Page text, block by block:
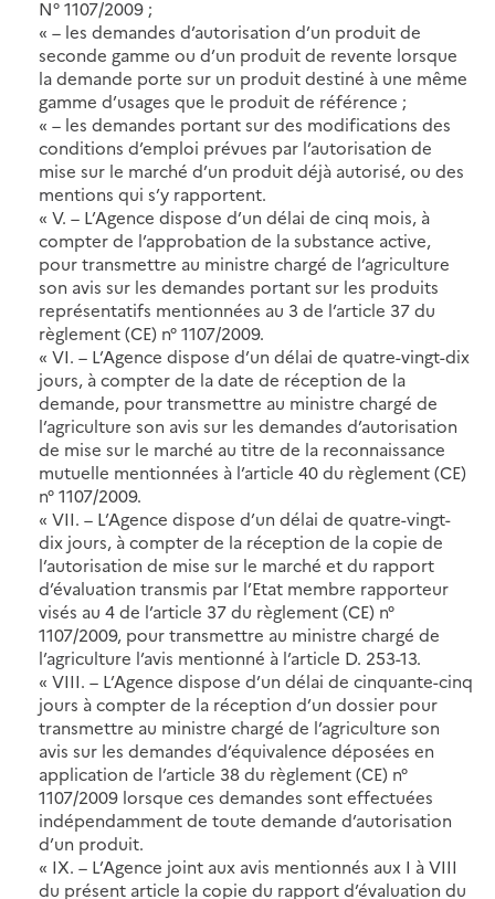
N° 1107/2009 ;
« – les demandes d’autorisation d’un produit de
seconde gamme ou d’un produit de revente lorsque
la demande porte sur un produit destiné à une même
gamme d’usages que le produit de référence ;
« – les demandes portant sur des modifications des
conditions d’emploi prévues par l’autorisation de
mise sur le marché d’un produit déjà autorisé, ou des
mentions qui s’y rapportent.
« V. – L’Agence dispose d’un délai de cinq mois, à
compter de l’approbation de la substance active,
pour transmettre au ministre chargé de l’agriculture
son avis sur les demandes portant sur les produits
représentatifs mentionnées au 3 de l’article 37 du
règlement (CE) n° 1107/2009.
« VI. – L’Agence dispose d’un délai de quatre-vingt-dix
jours, à compter de la date de réception de la
demande, pour transmettre au ministre chargé de
l’agriculture son avis sur les demandes d’autorisation
de mise sur le marché au titre de la reconnaissance
mutuelle mentionnées à l’article 40 du règlement (CE)
n° 1107/2009.
« VII. – L’Agence dispose d’un délai de quatre-vingt-
dix jours, à compter de la réception de la copie de
l’autorisation de mise sur le marché et du rapport
d’évaluation transmis par l’Etat membre rapporteur
visés au 4 de l’article 37 du règlement (CE) n°
1107/2009, pour transmettre au ministre chargé de
l’agriculture l’avis mentionné à l’article D. 253-13.
« VIII. – L’Agence dispose d’un délai de cinquante-cinq
jours à compter de la réception d’un dossier pour
transmettre au ministre chargé de l’agriculture son
avis sur les demandes d’équivalence déposées en
application de l’article 38 du règlement (CE) n°
1107/2009 lorsque ces demandes sont effectuées
indépendamment de toute demande d’autorisation
d’un produit.
« IX. – L’Agence joint aux avis mentionnés aux I à VIII
du présent article la copie du rapport d’évaluation du